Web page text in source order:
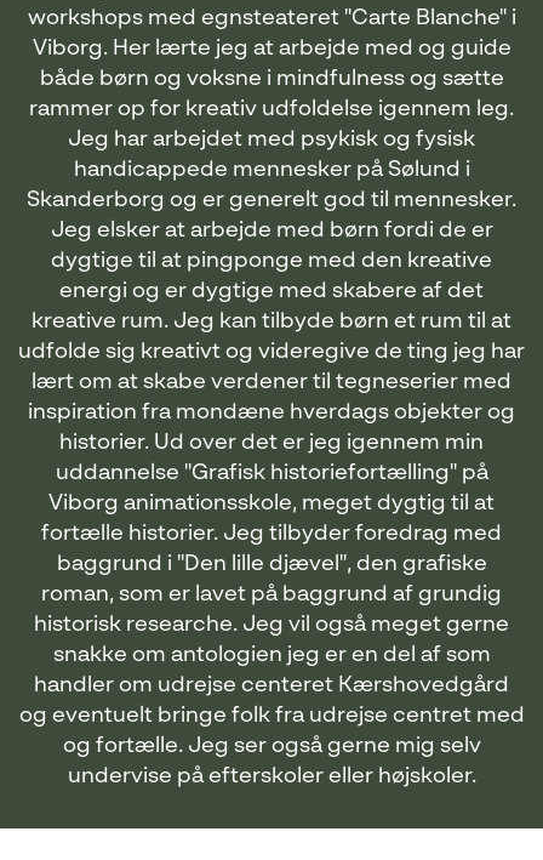
workshops med egnsteateret "Carte Blanche" i
Viborg. Her lærte jeg at arbejde med og guide
både børn og voksne i mindfulness og sætte
rammer op for kreativ udfoldelse igennem leg.
Jeg har arbejdet med psykisk og fysisk
handicappede mennesker på Sølund i
Skanderborg og er generelt god til mennesker.
Jeg elsker at arbejde med børn fordi de er
dygtige til at pingponge med den kreative
energi og er dygtige med skabere af det
kreative rum. Jeg kan tilbyde børn et rum til at
udfolde sig kreativt og videregive de ting jeg har
lært om at skabe verdener til tegneserier med
inspiration fra mondæne hverdags objekter og
historier. Ud over det er jeg igennem min
uddannelse "Grafisk historiefortælling" på
Viborg animationsskole, meget dygtig til at
fortælle historier. Jeg tilbyder foredrag med
baggrund i "Den lille djævel", den grafiske
roman, som er lavet på baggrund af grundig
historisk researche. Jeg vil også meget gerne
snakke om antologien jeg er en del af som
handler om udrejse centeret Kærshovedgård
og eventuelt bringe folk fra udrejse centret med
og fortælle. Jeg ser også gerne mig selv
undervise på efterskoler eller højskoler.